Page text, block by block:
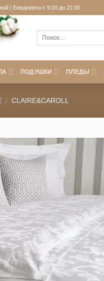
| Ежедневно с 9:00 до 21:00
ПОДУШКИ ПЛЕДЫ
/ CLAIRE&CAROLL